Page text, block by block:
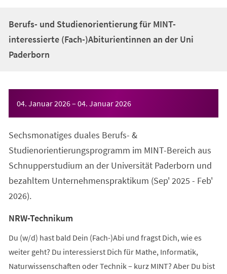
Berufs- und Studienorientierung für MINT-
interessierte (Fach-)Abiturientinnen an der Uni
Paderborn
04. Januar 2026– 04. Januar 2026
Sechsmonatiges duales Berufs- &
Studienorientierungsprogramm im MINT-Bereich aus
Schnupperstudium an der Universität Paderborn und
bezahltem Unternehmenspraktikum (Sep' 2025 - Feb'
2026).
NRW-Technikum
Du (w/d) hast bald Dein (Fach-)Abi und fragst Dich, wie es
weiter geht? Du interessierst Dich für Mathe, Informatik,
Naturwissenschaften oder Technik – kurz MINT? Aber Du bist